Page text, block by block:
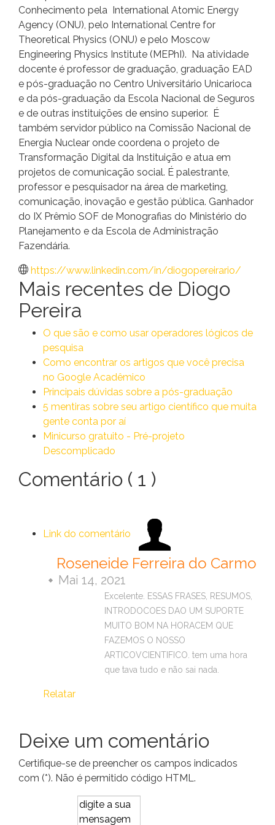
Conhecimento pela International Atomic Energy
Agency (ONU), pelo International Centre for
Theoretical Physics (ONU) e pelo Moscow
Engineering Physics Institute (MEPhI). Na atividade
docente é professor de graduação, graduação EAD
e pós-graduação no Centro Universitário Unicarioca
e da pós-graduação da Escola Nacional de Seguros
e de outras instituições de ensino superior. É
também servidor público na Comissão Nacional de
Energia Nuclear onde coordena o projeto de
Transformação Digital da Instituição e atua em
projetos de comunicação social. É palestrante,
professor e pesquisador na área de marketing,
comunicação, inovação e gestão pública. Ganhador
do IX Prêmio SOF de Monografias do Ministério do
Planejamento e da Escola de Administração
Fazendária.
https://www.linkedin.com/in/diogopereirario/
Mais recentes de Diogo
Pereira
O que são e como usar operadores lógicos de
pesquisa
Como encontrar os artigos que você precisa
no Google Acadêmico
Principais dúvidas sobre a pós-graduação
5 mentiras sobre seu artigo científico que muita
gente conta por aí
Minicurso gratuito - Pré-projeto
Descomplicado
Comentário ( 1 )
Link do comentário
Roseneide Ferreira do Carmo
Mai 14, 2021
Excelente. ESSAS FRASES, RESUMOS,
INTRODOCOES DAO UM SUPORTE
MUITO BOM NA HORACEM QUE
FAZEMOS O NOSSO
ARTICOVCIENTIFICO. tem uma hora
que tava tudo e não sai nada.
Relatar
Deixe um comentário
Certifique-se de preencher os campos indicados
com (*). Não é permitido código HTML.